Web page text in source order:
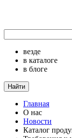
везде
в каталоге
в блоге
Найти
Главная
О нас
Новости
Каталог